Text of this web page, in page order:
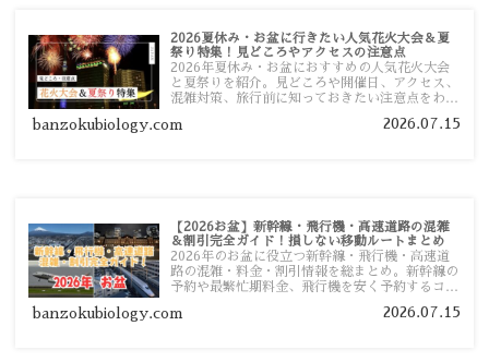
2026夏休み・お盆に行きたい人気花火大会＆夏
祭り特集！見どころやアクセスの注意点
2026年夏休み・お盆におすすめの人気花火大会
と夏祭りを紹介。見どころや開催日、アクセス、
混雑対策、旅行前に知っておきたい注意点をわか
banzokubiology.com 2026.07.15
【2026お盆】新幹線・飛行機・高速道路の混雑
＆割引完全ガイド！損しない移動ルートまとめ
2026年のお盆に役立つ新幹線・飛行機・高速道
路の混雑・料金・割引情報を総まとめ。新幹線の
予約や最繁忙期料金、飛行機を安く予約するコ
い移動方法を分かりやすく解説します。
banzokubiology.com 2026.07.15